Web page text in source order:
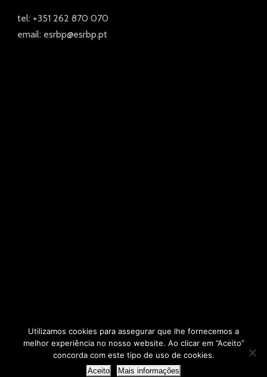
tel: +351 262 870 070
email: esrbp@esrbp.pt
2025 © - AERBP
Agrupamento de Escolas Rafael Bordalo Pinheiro
Utilizamos cookies para assegurar que lhe fornecemos a
melhor experiência no nosso website. Ao clicar em ”Aceito”
concorda com este tipo de uso de cookies.
Aceito Mais informações